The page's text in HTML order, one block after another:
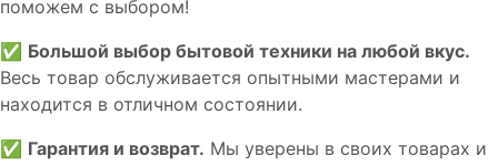
пoможем с выборoм!
✅ Большой выбор бытовой техники на любой вкус.
Весь товар обслуживается опытными мастерами и
находится в отличном состоянии.
✅ Гарантия и возврат. Мы уверены в своих товарах и